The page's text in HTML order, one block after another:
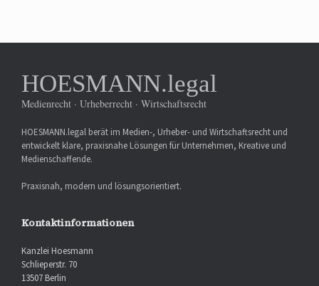
HOESMANN.legal
Medienrecht · Urheberrecht · Wirtschaftsrecht
HOESMANN.legal berät im Medien-, Urheber- und Wirtschaftsrecht und
entwickelt klare, praxisnahe Lösungen für Unternehmen, Kreative und
Medienschaffende.
Praxisnah, modern und lösungsorientiert.
Kontaktinformationen
Kanzlei Hoesmann
Schlieperstr. 70
13507 Berlin